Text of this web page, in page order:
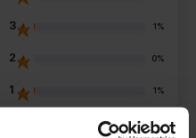
3 1%
2 0%
1 1%